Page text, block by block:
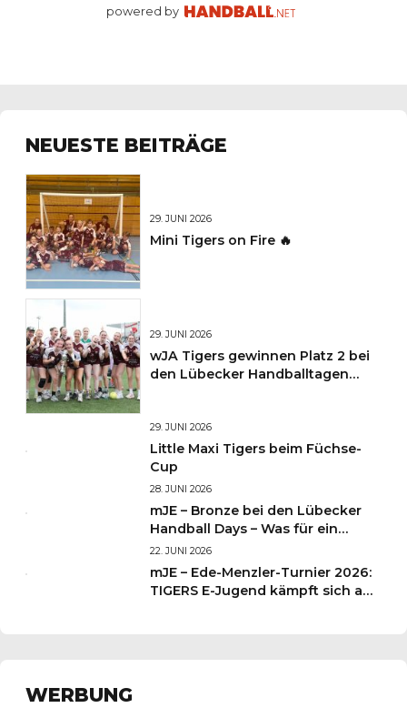
powered by
NEUESTE BEITRÄGE
29. JUNI 2026
Mini Tigers on Fire 🔥
29. JUNI 2026
wJA Tigers gewinnen Platz 2 bei
den Lübecker Handballtagen
29. JUNI 2026
Little Maxi Tigers beim Füchse-
Cup
28. JUNI 2026
mJE – Bronze bei den Lübecker
Handball Days – Was für ein
Wochenende für unsere kleinen
TIGERS
22. JUNI 2026
mJE – Ede-Menzler-Turnier 2026:
TIGERS E-Jugend kämpft sich auf
WERBUNG